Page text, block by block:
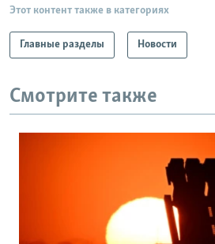
Все сайты РСЕ/РС
Этот контент также в категориях
Главные разделы Новости
Смотрите также